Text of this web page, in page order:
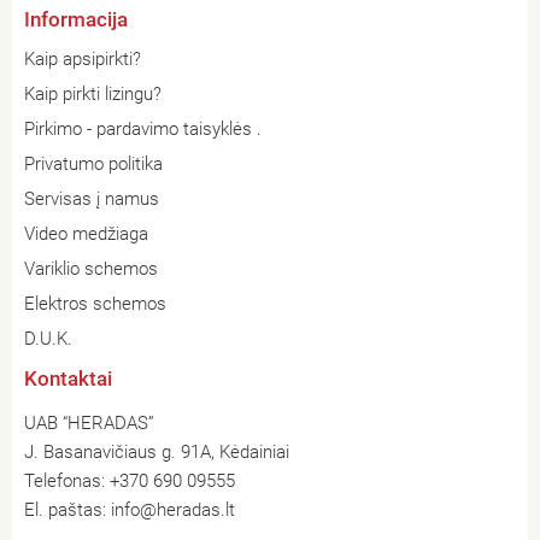
Informacija
Kaip apsipirkti?
Kaip pirkti lizingu?
Pirkimo - pardavimo taisyklės .
Privatumo politika
Servisas į namus
Video medžiaga
Variklio schemos
Elektros schemos
D.U.K.
Kontaktai
UAB “HERADAS”
J. Basanavičiaus g. 91A, Kėdainiai
Telefonas: +370 690 09555
El. paštas: info@heradas.lt